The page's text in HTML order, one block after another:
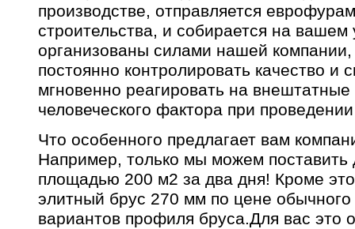
производстве, отправляется
строительства, и собирается на вашем
организованы силами нашей компании,
постоянно контролировать качество и
мгновенно реагировать на внештатные
человеческого фактора при
Что особенного предлагает вам
Например, только мы можем
площадью 200 м2 за два дня! Кроме
элитный брус 270 мм по цене
вариантов профиля бруса.Для вас это